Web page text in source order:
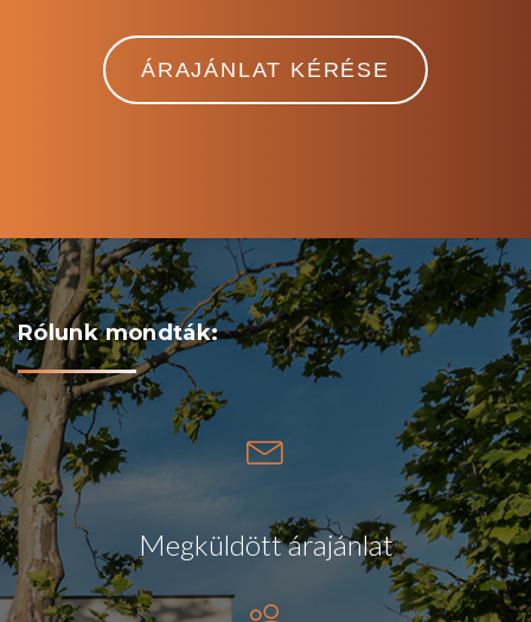
ÁRAJÁNLAT KÉRÉSE
Rólunk mondták:
Megküldött árajánlat